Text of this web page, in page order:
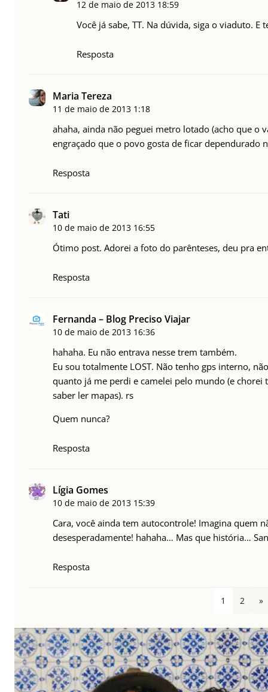
12 de maio de 2013 18:59
Você já sabe, TT. Na dúvida, siga o viaduto.
Resposta
Maria Tereza
11 de maio de 2013 1:18
ahaha, ainda não peguei metro lotado (acho que o
engraçado que o povo gosta de ficar dependurado
Resposta
Tati
10 de maio de 2013 16:55
Ótimo post. Adorei a foto do parênteses, deu pra
Resposta
Fernanda – Blog Preciso Viajar
10 de maio de 2013 16:36
hahaha. Eu não entrava nesse trem também.
Eu sou totalmente LOST. Não tenho gps interno,
quanto já me perdi e camelei pelo mundo (e
saber ler mapas). rs
Quem nunca?
Resposta
Lígia Gomes
10 de maio de 2013 15:39
Cara, você ainda tem autocontrole! Imagina quem
desesperadamente! hahaha… Mas que história…
Resposta
1 2 »